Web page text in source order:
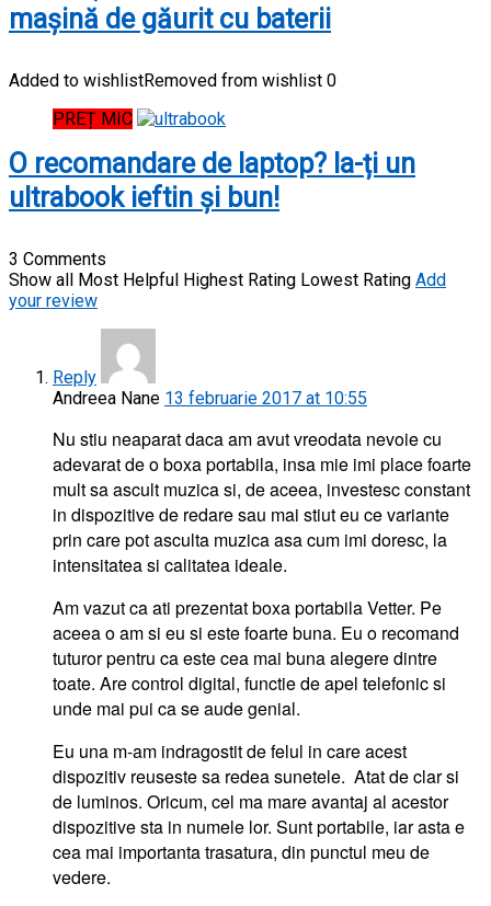
mașină de găurit cu baterii
Added to wishlistRemoved from wishlist 0
PREȚ MIC
O recomandare de laptop? Ia-ți un
ultrabook ieftin și bun!
3 Comments
Show all Most Helpful Highest Rating Lowest Rating Add
your review
Reply
Andreea Nane 13 februarie 2017 at 10:55
Nu stiu neaparat daca am avut vreodata nevoie cu
adevarat de o boxa portabila, insa mie imi place foarte
mult sa ascult muzica si, de aceea, investesc constant
in dispozitive de redare sau mai stiut eu ce variante
prin care pot asculta muzica asa cum imi doresc, la
intensitatea si calitatea ideale.
Am vazut ca ati prezentat boxa portabila Vetter. Pe
aceea o am si eu si este foarte buna. Eu o recomand
tuturor pentru ca este cea mai buna alegere dintre
toate. Are control digital, functie de apel telefonic si
unde mai pui ca se aude genial.
Eu una m-am indragostit de felul in care acest
dispozitiv reuseste sa redea sunetele. Atat de clar si
de luminos. Oricum, cel ma mare avantaj al acestor
dispozitive sta in numele lor. Sunt portabile, iar asta e
cea mai importanta trasatura, din punctul meu de
vedere.